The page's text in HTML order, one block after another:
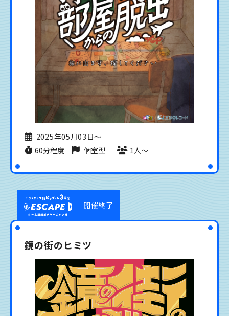
2025年05月03日〜
60分程度
個室型 1人〜
開催終了
鏡の街のヒミツ